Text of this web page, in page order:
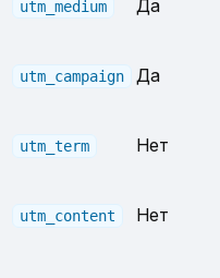
utm_medium Да
utm_campaign Да
utm_term Нет
utm_content Нет